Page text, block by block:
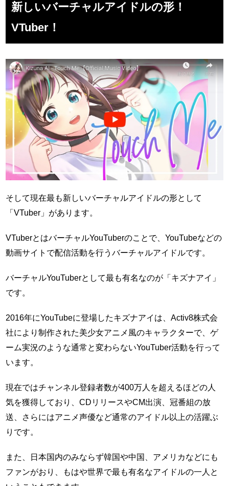
新しいバーチャルアイドルの形！
VTuber！
そして現在最も新しいバーチャルアイドルの形として
「VTuber」があります。
VTuberとはバーチャルYouTuberのことで、YouTubeなどの
動画サイトで配信活動を行うバーチャルアイドルです。
バーチャルYouTuberとして最も有名なのが「キズナアイ」
です。
2016年にYouTubeに登場したキズナアイは、Activ8株式会
社により制作された美少女アニメ風のキャラクターで、ゲ
ーム実況のような通常と変わらないYouTuber活動を行って
います。
現在ではチャンネル登録者数が400万人を超えるほどの人
気を獲得しており、CDリリースやCM出演、冠番組の放
送、さらにはアニメ声優など通常のアイドル以上の活躍ぶ
りです。
また、日本国内のみならず韓国や中国、アメリカなどにも
ファンがおり、もはや世界で最も有名なアイドルの一人と